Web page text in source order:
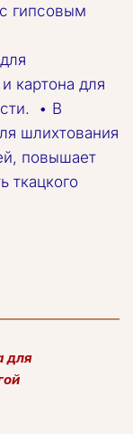
гипсовым
картона для
• В
шлихтования
повышает
ткацкого
для